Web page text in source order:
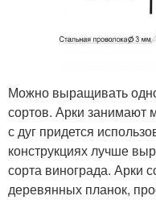
Можно выращивать
сортов. Арки занимают
с дуг придется
конструкциях лучше
сорта винограда. Арки
деревянных планок,